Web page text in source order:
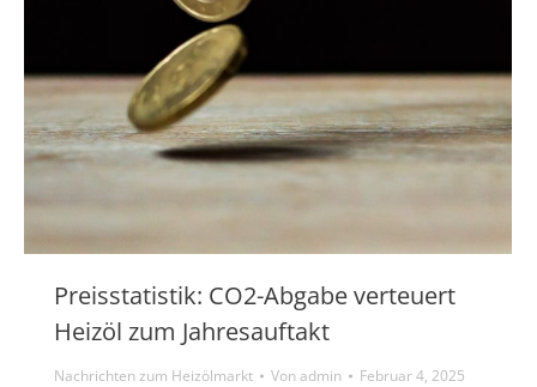
Preisstatistik: CO2-Abgabe verteuert
Heizöl zum Jahresauftakt
Nachrichten zum Heizölmarkt Vonadmin Februar 4, 2025